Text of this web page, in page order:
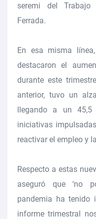
seremi del
Ferrada.
En esa misma
destacaron el
durante este
anterior, tuvo un
llegando a un
iniciativas
reactivar el empleo y
Respecto a estas
aseguró que ‘no
pandemia ha tenido
informe trimestral